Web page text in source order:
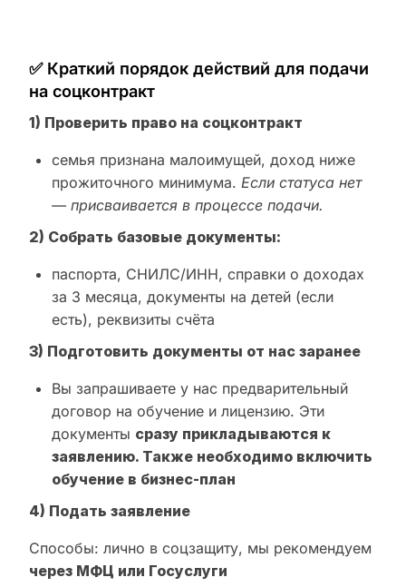
✅ Краткий порядок действий для подачи
на соцконтракт
1) Проверить право на соцконтракт
семья признана малоимущей, доход ниже
прожиточного минимума. Если статуса нет
— присваивается в процессе подачи.
2) Собрать базовые документы:
паспорта, СНИЛС/ИНН, справки о доходах
за 3 месяца, документы на детей (если
есть), реквизиты счёта
3) Подготовить документы от нас заранее
Вы запрашиваете у нас предварительный
договор на обучение и лицензию. Эти
документы сразу прикладываются к
заявлению. Также необходимо включить
обучение в бизнес-план
4) Подать заявление
Способы: лично в соцзащиту, мы рекомендуем
через МФЦ или Госуслуги